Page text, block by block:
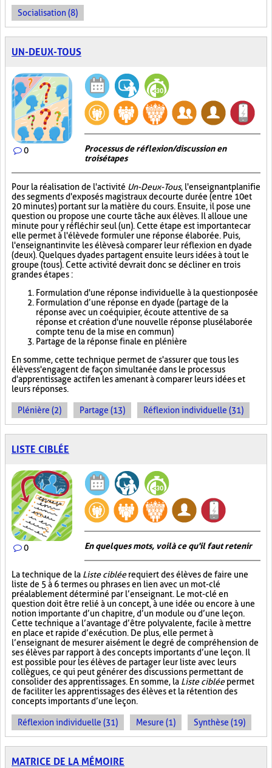
Socialisation (8)
UN-DEUX-TOUS
0
Processus de réflexion/discussion en
trois étapes
Pour la réalisation de l'activité Un-Deux-Tous, l'enseignant planifie
des segments d'exposés magistraux de courte durée (entre 10 et
20 minutes) portant sur la matière du cours. Ensuite, il pose une
question ou propose une courte tâche aux élèves. Il alloue une
minute pour y réfléchir seul (un). Cette étape est importante car
elle permet à l'élève de formuler une réponse élaborée. Puis,
l'enseignant invite les élèves à comparer leur réflexion en dyade
(deux). Quelques dyades partagent ensuite leurs idées à tout le
groupe (tous). Cette activité devrait donc se décliner en trois
grandes étapes :
Formulation d'une réponse individuelle à la question posée
Formulation d’une réponse en dyade (partage de la
réponse avec un coéquipier, écoute attentive de sa
réponse et création d'une nouvelle réponse plus élaborée
compte tenu de la mise en commun)
Partage de la réponse finale en plénière
En somme, cette technique permet de s'assurer que tous les
élèves s'engagent de façon simultanée dans le processus
d'apprentissage actif en les amenant à comparer leurs idées et
leurs réponses.
Plénière (2) Partage (13) Réflexion individuelle (31)
LISTE CIBLÉE
0 En quelques mots, voilà ce qu'il faut retenir
La technique de la Liste cibléerequiert des élèves de faire une
liste de 5 à 6 termes ou phrases en lien avec un mot-clé
préalablement déterminé par l’enseignant. Le mot-clé en
question doit être relié à un concept, à une idée ou encore à une
notion importante d’un chapitre, d’un module ou d’une leçon.
Cette technique a l’avantage d’être polyvalente, facile à mettre
en place et rapide d’exécution. De plus, elle permet à
l’enseignant de mesurer aisément le degré de compréhension de
ses élèves par rapport à des concepts importants d’une leçon. Il
est possible pour les élèves de partager leur liste avec leurs
collègues, ce qui peut générer des discussions permettant de
consolider des apprentissages. En somme, la Liste cibléepermet
de faciliter les apprentissages des élèves et la rétention des
concepts importants d’une leçon.
Réflexion individuelle (31) Mesure (1) Synthèse (19)
MATRICE DE LA MÉMOIRE